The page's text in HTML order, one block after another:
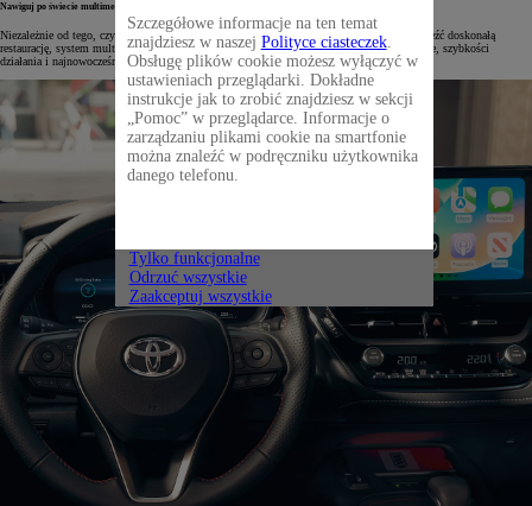
Nawiguj po świecie multimediów
Niezależnie od tego, czy podłączasz smartfon do auta, czy korzystasz z nawigacji, aby znaleźć doskonałą
restaurację, system multimedialny Toyoty pozwoli Ci na więcej dzięki intuicyjnej obsłudze, szybkości
działania i najnowocześniejszym funkcjonalnościom.
Szczegółowe informacje na ten temat
znajdziesz w naszej Polityce ciasteczek.
Obsługę plików cookie możesz wyłączyć w
ustawieniach przeglądarki. Dokładne
instrukcje jak to zrobić znajdziesz w sekcji
„Pomoc” w przeglądarce. Informacje o
zarządzaniu plikami cookie na smartfonie
można znaleźć w podręczniku użytkownika
danego telefonu.
Tylko funkcjonalne
Odrzuć wszystkie
Zaakceptuj wszystkie